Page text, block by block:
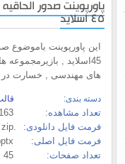
پاورپوینت صدور
45 اسلاید
این پاورپوینت باموضوع
45اسلاید ,
های مهندسی , خسارت در
دسته بندی:
تعداد مشاهده:
فرمت فایل دانلودی:
.zip
فرمت فایل اصلی:
تعداد صفحات: